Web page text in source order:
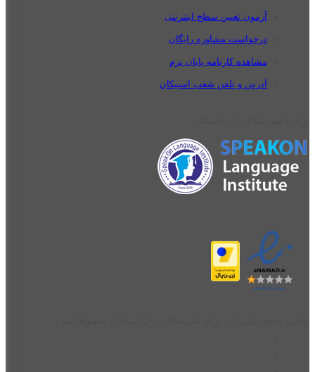
آزمون تعیین سطح اینترنتی
درخواست مشاوره رایگان
مشاهده کارنامه پایان ترم
آدرس و تلفن شعب اسپیکان